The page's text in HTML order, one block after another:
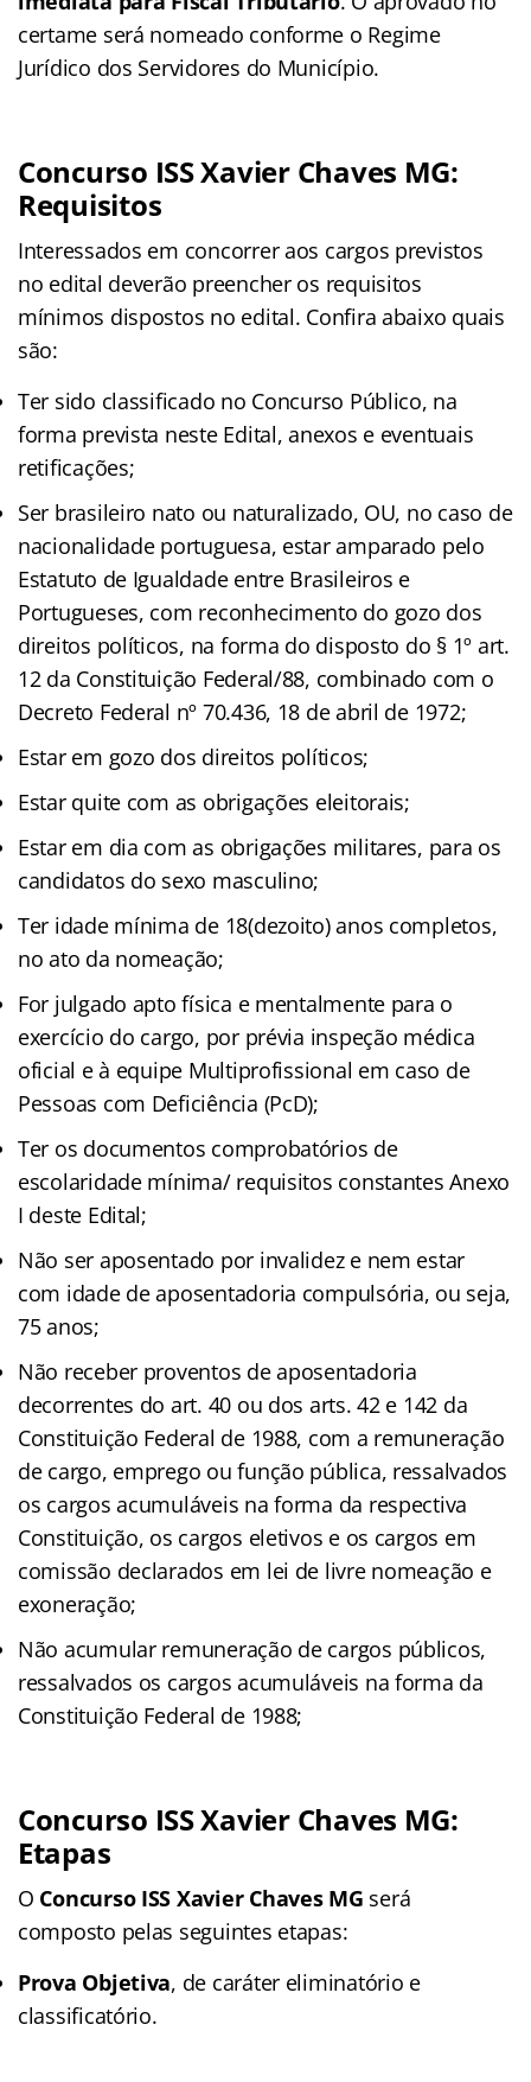
certame será nomeado conforme o Regime
Jurídico dos Servidores do Município.
Concurso ISS Xavier Chaves MG:
Requisitos
Interessados em concorrer aos cargos previstos
no edital deverão preencher os requisitos
mínimos dispostos no edital. Confira abaixo quais
são:
Ter sido classificado no Concurso Público, na
forma prevista neste Edital, anexos e eventuais
retificações;
Ser brasileiro nato ou naturalizado, OU, no caso de
nacionalidade portuguesa, estar amparado pelo
Estatuto de Igualdade entre Brasileiros e
Portugueses, com reconhecimento do gozo dos
direitos políticos, na forma do disposto do § 1º art.
12 da Constituição Federal/88, combinado com o
Decreto Federal nº 70.436, 18 de abril de 1972;
Estar em gozo dos direitos políticos;
Estar quite com as obrigações eleitorais;
Estar em dia com as obrigações militares, para os
candidatos do sexo masculino;
Ter idade mínima de 18(dezoito) anos completos,
no ato da nomeação;
For julgado apto física e mentalmente para o
exercício do cargo, por prévia inspeção médica
oficial e à equipe Multiprofissional em caso de
Pessoas com Deficiência (PcD);
Ter os documentos comprobatórios de
escolaridade mínima/ requisitos constantes Anexo
I deste Edital;
Não ser aposentado por invalidez e nem estar
com idade de aposentadoria compulsória, ou seja,
75 anos;
Não receber proventos de aposentadoria
decorrentes do art. 40 ou dos arts. 42 e 142 da
Constituição Federal de 1988, com a remuneração
de cargo, emprego ou função pública, ressalvados
os cargos acumuláveis na forma da respectiva
Constituição, os cargos eletivos e os cargos em
comissão declarados em lei de livre nomeação e
exoneração;
Não acumular remuneração de cargos públicos,
ressalvados os cargos acumuláveis na forma da
Constituição Federal de 1988;
Concurso ISS Xavier Chaves MG:
Etapas
O Concurso ISS Xavier Chaves MG será
composto pelas seguintes etapas:
Prova Objetiva, de caráter eliminatório e
classificatório.